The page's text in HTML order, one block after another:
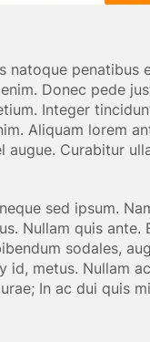
natoque penatibus
Donec pede
Integer
Aliquam lorem
Curabitur
sed ipsum.
Nullam quis
sodales,
id, metus. Nullam
In ac dui quis